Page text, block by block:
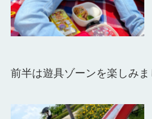
前半は遊具ゾーンを楽しみま